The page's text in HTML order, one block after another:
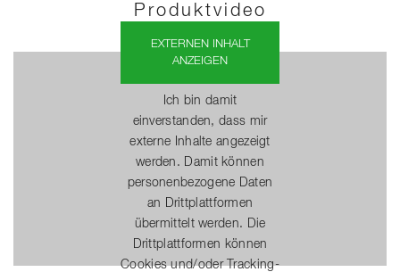
Produktvideo
EXTERNEN INHALT
ANZEIGEN
Ich bin damit
einverstanden, dass mir
externe Inhalte angezeigt
werden. Damit können
personenbezogene Daten
an Drittplattformen
übermittelt werden. Die
Drittplattformen können
Cookies und/oder Tracking-